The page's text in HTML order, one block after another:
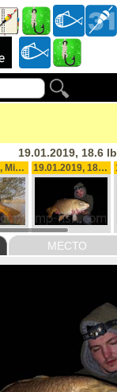
19.01.2019, 18.6 lb
МЕСТО
06.04.2019, Mirror Carp, 18.8 lb 19.01.2019, 18.6 lb